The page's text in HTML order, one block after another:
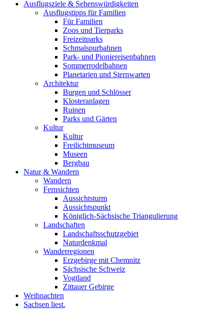
Ausflugsziele & Sehenswürdigkeiten
Ausflugstipps für Familien
Für Familien
Zoos und Tierparks
Freizeitparks
Schmalspurbahnen
Park- und Pioniereisenbahnen
Sommerrodelbahnen
Planetarien und Sternwarten
Architektur
Burgen und Schlösser
Klosteranlagen
Ruinen
Parks und Gärten
Kultur
Kultur
Freilichtmuseum
Museen
Bergbau
Natur & Wandern
Wandern
Fernsichten
Aussichtsturm
Aussichtspunkt
Königlich-Sächsische Triangulierung
Landschaften
Landschaftsschutzgebiet
Naturdenkmal
Wanderregionen
Erzgebirge mit Chemnitz
Sächsische Schweiz
Vogtland
Zittauer Gebirge
Weihnachten
Sachsen liest.